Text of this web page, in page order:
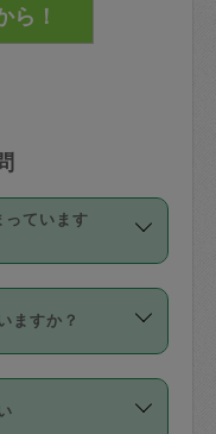
っています
す。3時間を
長機能をご
用いただくに
です。な
ますか？
スカジさん自
ます。